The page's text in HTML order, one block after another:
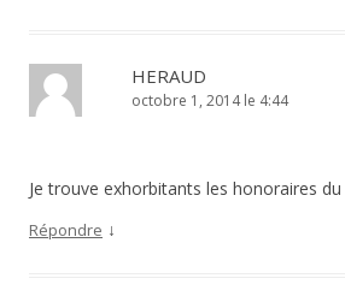
HERAUD
octobre 1, 2014 le 4:44
Je trouve exhorbitants les honoraires
Répondre ↓